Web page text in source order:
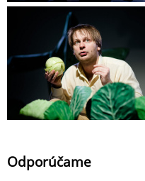
Odporúčame